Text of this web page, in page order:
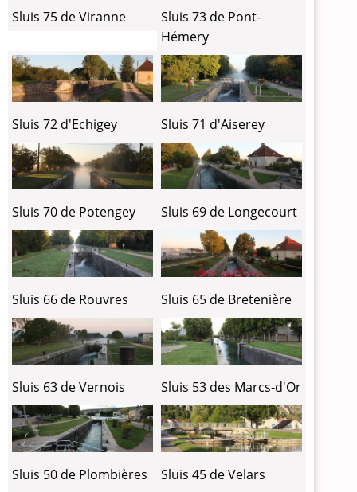
Sluis 75 de Viranne
Sluis 73 de Pont-
Hémery
Sluis 72 d'Echigey Sluis 71 d'Aiserey
Sluis 70 de Potengey Sluis 69 de Longecourt
Sluis 66 de Rouvres Sluis 65 de Bretenière
Sluis 63 de Vernois Sluis 53 des Marcs-d'Or
Sluis 50 de Plombières Sluis 45 de Velars